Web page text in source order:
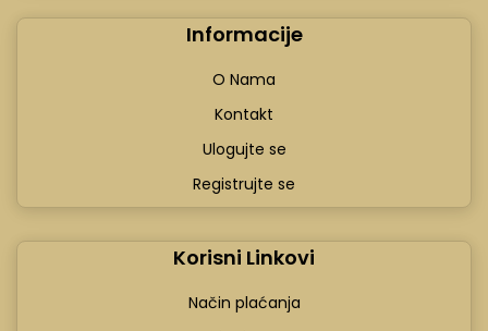
Informacije
O Nama
Kontakt
Ulogujte se
Registrujte se
Korisni Linkovi
Način plaćanja